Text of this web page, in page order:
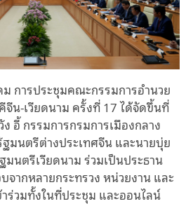
การประชุมคณะกรรมการอำนวย
จีน-เวียดนาม ครั้งที่ 17 ได้จัดขึ้นที่
อี้ กรรมการกรมการเมืองกลาง
มนตรีต่างประเทศจีน และนายบุ่ย
มนตรีเวียดนาม ร่วมเป็นประธาน
ากหลายกระทรวง หน่วยงาน และ
ร่วมทั้งในที่ประชุม และออนไลน์